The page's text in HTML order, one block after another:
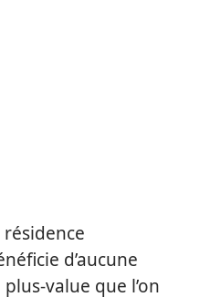
résidence
d’aucune
value que l’on